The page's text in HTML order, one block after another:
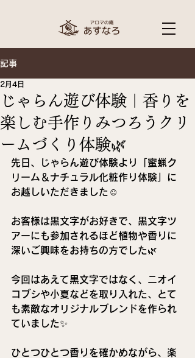
記事
じゃらん遊び体験｜香りを
楽しむ手作りみつろうクリ
ームづくり体験🌿
2月4日
先日、じゃらん遊び体験より「蜜蝋ク
リーム＆ナチュラル化粧作り体験」に
お越しいただきました☺️
お客様は黒文字がお好きで、黒文字ツ
アーにも参加されるほど植物や香りに
深いご興味をお持ちの方でした🌿
今回はあえて黒文字ではなく、ニオイ
コブシや小夏などを取り入れた、とて
も素敵なオリジナルブレンドを作られ
ていました✨
ひとつひとつ香りを確かめながら、楽